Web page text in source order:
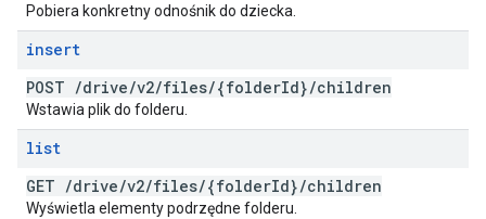
Pobiera konkretny odnośnik do dziecka.
insert
POST /drive/v2/files/{folderId}/children
Wstawia plik do folderu.
list
GET /drive/v2/files/{folderId}/children
Wyświetla elementy podrzędne folderu.